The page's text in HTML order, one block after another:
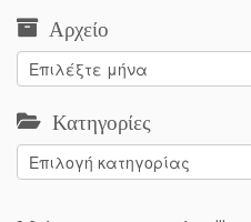
Αρχείο
Αρχείο
Κατηγορίες
Κατηγορίες